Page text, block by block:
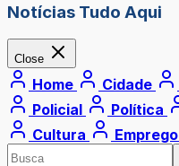
Notícias Tudo Aqui
Close
Home Cidade
Policial
Política
Cultura
Emprego